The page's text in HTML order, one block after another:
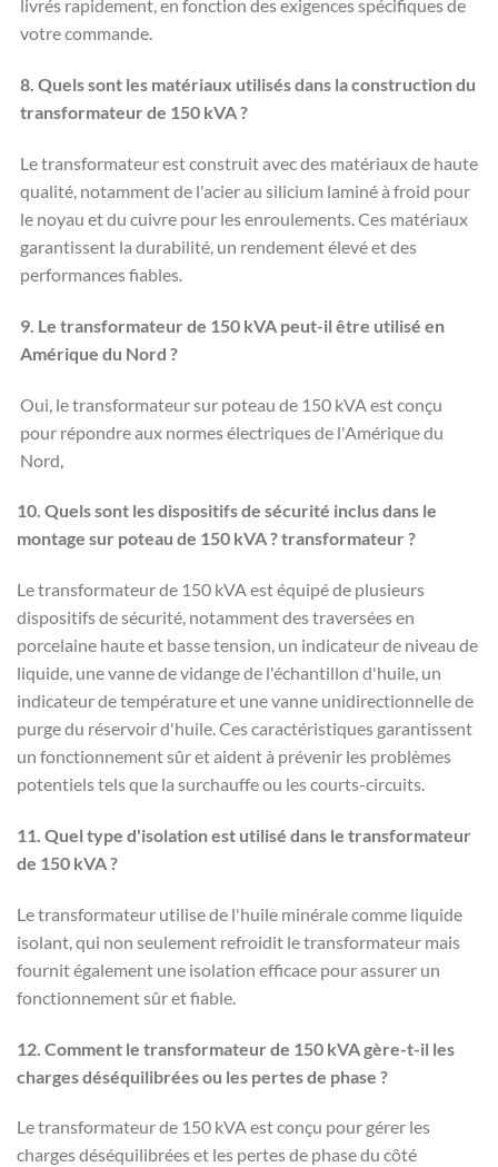
livrés rapidement, en fonction des exigences spécifiques de
votre commande.
8. Quels sont les matériaux utilisés dans la construction du
transformateur de 150 kVA ?
Le transformateur est construit avec des matériaux de haute
qualité, notamment de l'acier au silicium laminé à froid pour
le noyau et du cuivre pour les enroulements. Ces matériaux
garantissent la durabilité, un rendement élevé et des
performances fiables.
9. Le transformateur de 150 kVA peut-il être utilisé en
Amérique du Nord ?
Oui, le transformateur sur poteau de 150 kVA est conçu
pour répondre aux normes électriques de l'Amérique du
Nord,
10. Quels sont les dispositifs de sécurité inclus dans le
montage sur poteau de 150 kVA ?transformateur ?
Le transformateur de 150 kVA est équipé de plusieurs
dispositifs de sécurité, notamment des traversées en
porcelaine haute et basse tension, un indicateur de niveau de
liquide, une vanne de vidange de l'échantillon d'huile, un
indicateur de température et une vanne unidirectionnelle de
purge du réservoir d'huile. Ces caractéristiques garantissent
un fonctionnement sûr et aident à prévenir les problèmes
potentiels tels que la surchauffe ou les courts-circuits.
11. Quel type d'isolation est utilisé dans le transformateur
de 150 kVA ?
Le transformateur utilise de l'huile minérale comme liquide
isolant, qui non seulement refroidit le transformateur mais
fournit également une isolation efficace pour assurer un
fonctionnement sûr et fiable.
12. Comment le transformateur de 150 kVA gère-t-il les
charges déséquilibrées ou les pertes de phase ?
Le transformateur de 150 kVA est conçu pour gérer les
charges déséquilibrées et les pertes de phase du côté